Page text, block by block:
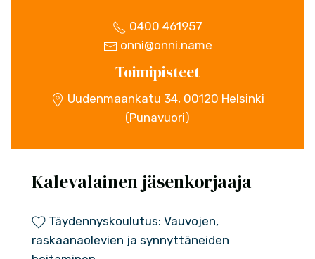
0400 461957
onni@onni.name
Toimipisteet
Uudenmaankatu 34, 00120 Helsinki
(Punavuori)
Kalevalainen jäsenkorjaaja
Täydennyskoulutus: Vauvojen,
raskaanaolevien ja synnyttäneiden